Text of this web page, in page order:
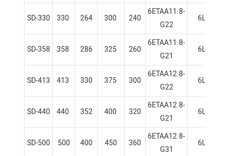
SD-330 330 264 300 240
6ETAA11.8-
G22
6L
SD-358 358 286 325 260
6ETAA11.8-
G21
6L
SD-413 413 330 375 300
6ETAA12.8-
G22
6L
SD-440 440 352 400 320
6ETAA12.8-
G21
6L
SD-500 500 400 450 360
6ETAA12.8-
G31
6L